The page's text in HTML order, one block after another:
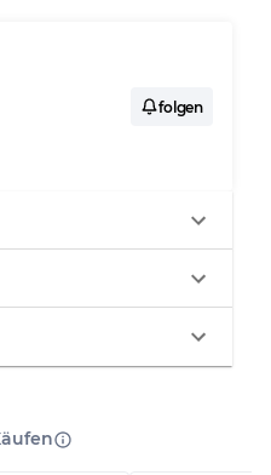
mit Flecken
Ratios
70% A, 30% B
60% B, 40% C
30% A, 40% B, 30% C
folgen